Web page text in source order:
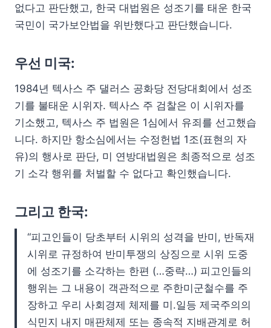
없다고 판단했고, 한국 대법원은 성조기를 태운 한국
국민이 국가보안법을 위반했다고 판단했습니다.
우선 미국:
1984년 텍사스 주 댈러스 공화당 전당대회에서 성조
기를 불태운 시위자. 텍사스 주 검찰은 이 시위자를
기소했고, 텍사스 주 법원은 1심에서 유죄를 선고했습
니다. 하지만 항소심에서는 수정헌법 1조(표현의 자
유)의 행사로 판단, 미 연방대법원은 최종적으로 성조
기 소각 행위를 처벌할 수 없다고 확인했습니다.
그리고 한국:
“피고인들이 당초부터 시위의 성격을 반미, 반독재
시위로 규정하여 반미투쟁의 상징으로 시위 도중
에 성조기를 소각하는 한편 (…중략…) 피고인들의
행위는 그 내용이 객관적으로 주한미군철수를 주
장하고 우리 사회경제 체제를 미.일등 제국주의의
식민지 내지 매판체제 또는 종속적 지배관계로 허